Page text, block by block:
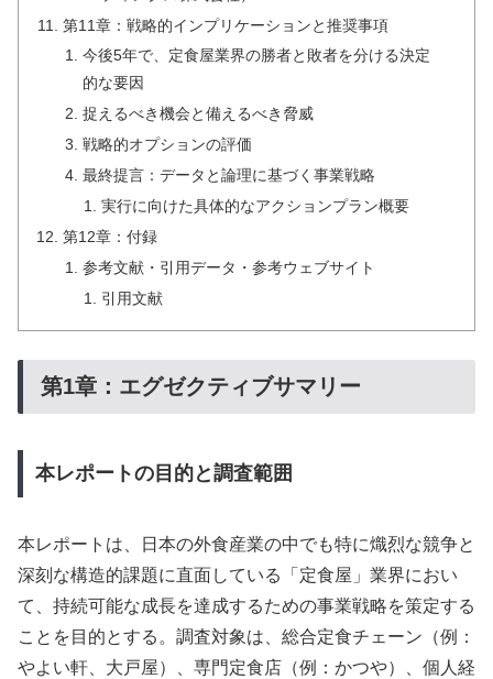
第11章：戦略的インプリケーションと推奨事項
今後5年で、定食屋業界の勝者と敗者を分ける決定
的な要因
捉えるべき機会と備えるべき脅威
戦略的オプションの評価
最終提言：データと論理に基づく事業戦略
実行に向けた具体的なアクションプラン概要
第12章：付録
参考文献・引用データ・参考ウェブサイト
引用文献
第1章：エグゼクティブサマリー
本レポートの目的と調査範囲
本レポートは、日本の外食産業の中でも特に熾烈な競争と
深刻な構造的課題に直面している「定食屋」業界におい
て、持続可能な成長を達成するための事業戦略を策定する
ことを目的とする。調査対象は、総合定食チェーン（例：
やよい軒、大戸屋）、専門定食店（例：かつや）、個人経